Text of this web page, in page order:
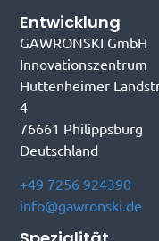
Entwicklung
GAWRONSKI GmbH
Innovationszentrum
Huttenheimer
4
76661 Philippsburg
Deutschland
+49 7256 924390
info@gawronski.de